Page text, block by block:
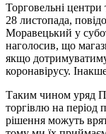
Торговельні
28 листопада,
Моравецький у
наголосив, що
якщо
коронавірусу.
Таким чином уряд
торгівлю на період
рішення можуть